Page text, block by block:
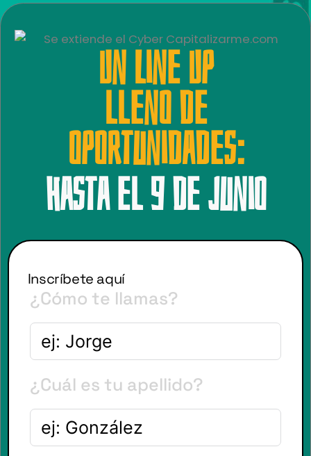
Un Line Up
lleno de
oportunidades:
Hasta el 9 de junio
Inscríbete aquí
¿Cómo te llamas?
¿Cuál es tu apellido?